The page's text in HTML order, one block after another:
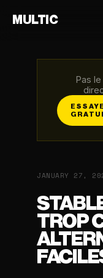
MULTIC
Pas
JANUARY 27,
TROP